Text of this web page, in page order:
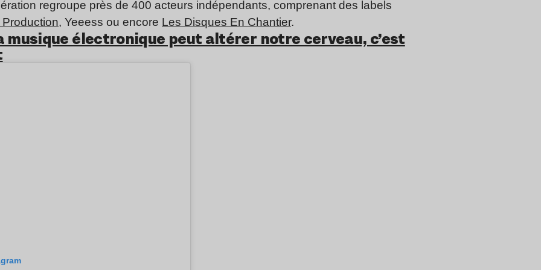
regroupe près de 400 acteurs indépendants, comprenant des labels
, Yeeess ou encore Les Disques En Chantier.
musique électronique peut altérer notre cerveau, c’est
labels indé